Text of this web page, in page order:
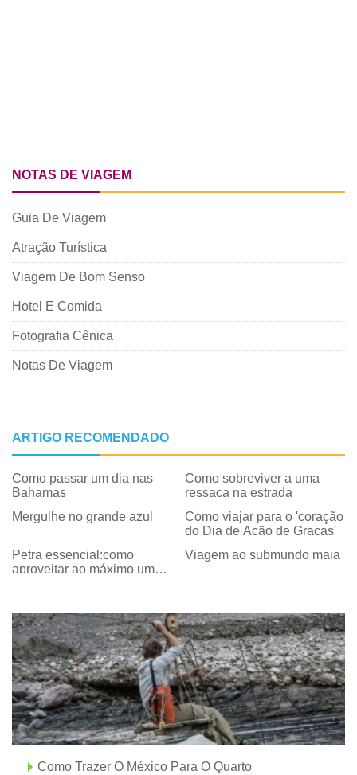
NOTAS DE VIAGEM
Guia De Viagem
Atração Turística
Viagem De Bom Senso
Hotel E Comida
Fotografia Cênica
Notas De Viagem
ARTIGO RECOMENDADO
Como passar um dia nas
Bahamas
Como sobreviver a uma
ressaca na estrada
Mergulhe no grande azul
Como viajar para o 'coração
do Dia de Ação de Graças'
Petra essencial:como
aproveitar ao máximo uma
Viagem ao submundo maia
Como Trazer O México Para O Quarto